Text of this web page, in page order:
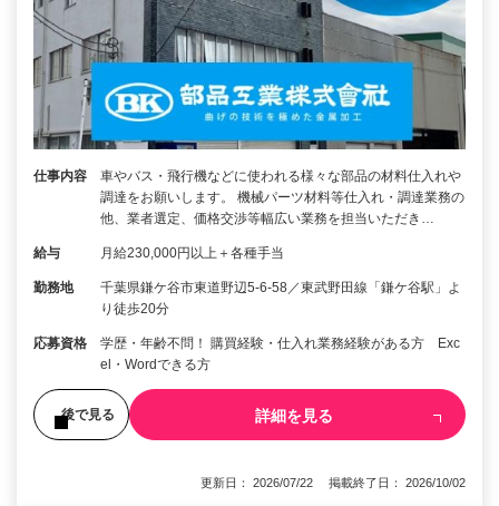
仕事内容
車やバス・飛行機などに使われる様々な部品の材料仕入れや
調達をお願いします。 機械パーツ材料等仕入れ・調達業務の
他、業者選定、価格交渉等幅広い業務を担当いただき…
給与 月給230,000円以上＋各種手当
勤務地
千葉県鎌ケ谷市東道野辺5-6-58／東武野田線「鎌ケ谷駅」よ
り徒歩20分
応募資格
学歴・年齢不問！ 購買経験・仕入れ業務経験がある方 Exc
el・Wordできる方
後で見る 詳細を見る
更新日： 2026/07/22 掲載終了日： 2026/10/02